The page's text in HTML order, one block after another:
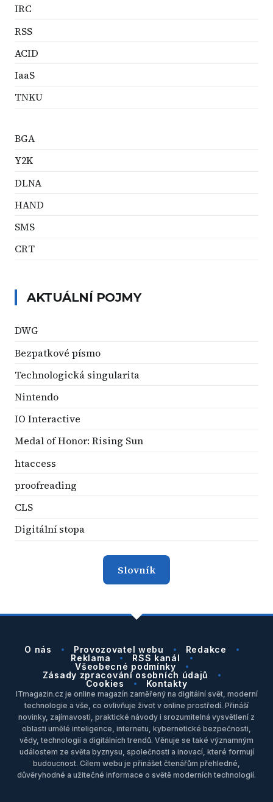
IRC
RSS
ACID
IaaS
TNKU
BGA
Y2K
DLNA
HAND
SMS
CRT
AKTUÁLNÍ POJMY
DWG
Bezpatkové písmo
Technologická singularita
Nintendo
IO Interactive
Medal of Honor: Rising Sun
htaccess
proofreading
CLS
Digitální stopa
Slovník
O nás Provozovatel webu
Redakce
Reklama
RSS kanál
Všeobecné podmínky
Zásady zpracování osobních údajů
Cookies
Kontakty
ITmagazin.cz je online magazín zaměřený na digitální svět, moderní
technologie a vše, co ovlivňuje život v online prostředí. Přináší
novinky, zajímavosti, praktické návody i srozumitelná vysvětlení z
oblasti umělé inteligence, internetu, kybernetické bezpečnosti,
vědy, technologií a digitálních trendů. Věnuje se také významným
událostem ze světa byznysu, společnosti a inovací, které formují
budoucnost. Cílem webu je přinášet čtenářům přehledné,
důvěryhodné a užitečné informace o světě moderních technologií.